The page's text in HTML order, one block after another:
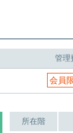
管理
会員
所在階